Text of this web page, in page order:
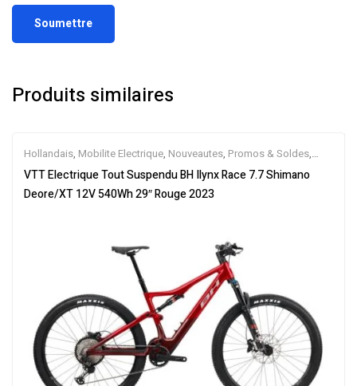
Produits similaires
Hollandais, Mobilite Electrique, Nouveautes, Promos & Soldes,
Tout-Suspendus,Vélo électrique ville,Velos Electriques,VTT
Électriques
VTT Electrique Tout Suspendu BH Ilynx Race 7.7 Shimano
Deore/XT 12V 540Wh 29″ Rouge 2023